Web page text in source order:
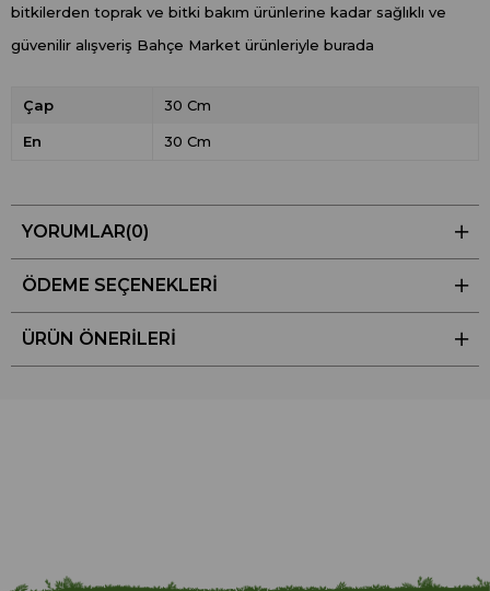
bitkilerden toprak ve bitki bakım ürünlerine kadar sağlıklı ve
güvenilir alışveriş Bahçe Market ürünleriyle burada
Çap 30 Cm
En 30 Cm
YORUMLAR(0)
ÖDEME SEÇENEKLERI
ÜRÜN ÖNERILERI